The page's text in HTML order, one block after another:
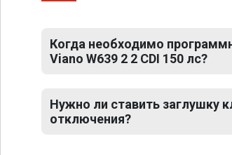
Когда необходимо
Viano W639 2 2 CDI 150 лс?
Нужно ли ставить заглушку
отключения?